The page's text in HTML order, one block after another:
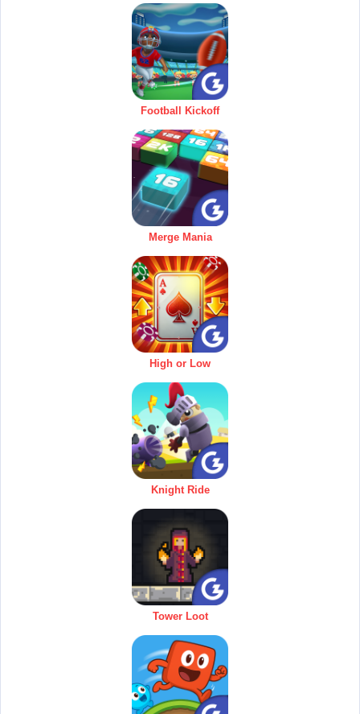
Football Kickoff
Merge Mania
High or Low
Knight Ride
Tower Loot